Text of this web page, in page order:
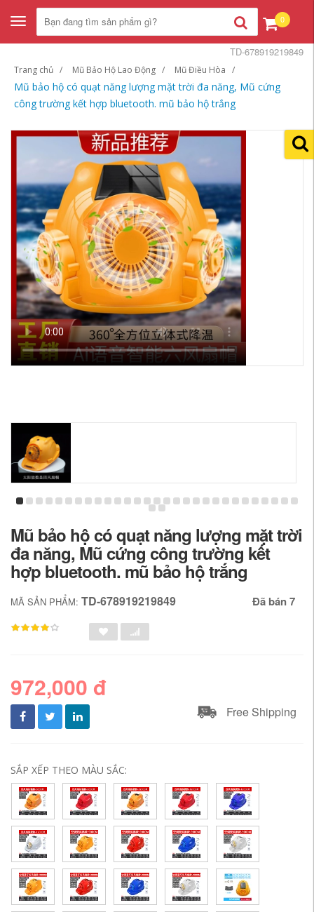
Toggle
navigation
0
Trang chủ Mũ Bảo Hộ Lao Động Mũ Điều Hòa
Mũ bảo hộ có quạt năng lượng mặt trời đa năng, Mũ cứng
công trường kết hợp bluetooth. mũ bảo hộ trắng
TD-678919219849
Mũ bảo hộ có quạt năng lượng mặt trời
đa năng, Mũ cứng công trường kết
hợp bluetooth. mũ bảo hộ trắng
MÃ SẢN PHẨM: TD-678919219849 Đã bán 7
972,000 đ
Free Shipping
SẮP XẾP THEO MÀU SẮC: